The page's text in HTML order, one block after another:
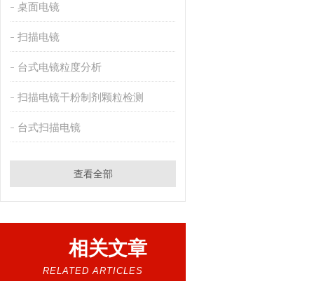
桌面电镜
扫描电镜
台式电镜粒度分析
扫描电镜干粉制剂颗粒检测
台式扫描电镜
查看全部
相关文章
RELATED ARTICLES